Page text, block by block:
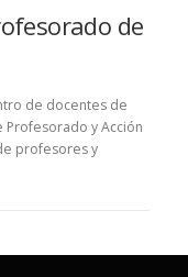
de
de docentes de
Profesorado y Acción
profesores y